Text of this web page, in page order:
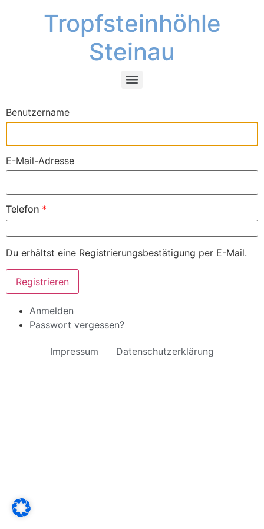
Tropfsteinhöhle
Steinau
Benutzername
E-Mail-Adresse
Telefon *
Du erhältst eine Registrierungsbestätigung per E-Mail.
Registrieren
Anmelden
Passwort vergessen?
Impressum Datenschutzerklärung